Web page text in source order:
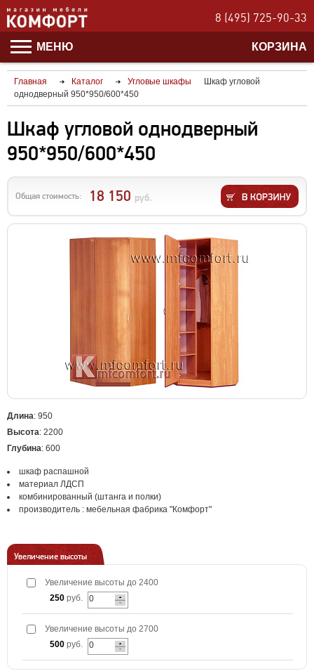
8 (495) 725-90-33
МЕНЮ КОРЗИНА
Главная Каталог Угловые шкафы
Шкаф угловой
однодверный 950*950/600*450
Шкаф угловой однодверный
950*950/600*450
Общая стоимость: 18 150 руб.
Длина: 950
Высота: 2200
Глубина: 600
шкаф распашной
материал ЛДСП
комбинированный (штанга и полки)
производитель : мебельная фабрика "Комфорт"
Увеличение высоты
Увеличение высоты до 2400
250 руб.
Увеличение высоты до 2700
500 руб.